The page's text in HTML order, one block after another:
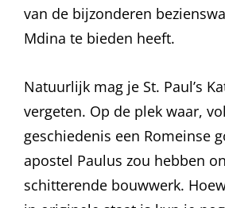
van de bijzonderen
Mdina te bieden heeft.
Natuurlijk mag je St. Paul’s
vergeten. Op de plek waar,
geschiedenis een Romeinse
apostel Paulus zou hebben
schitterende bouwwerk.